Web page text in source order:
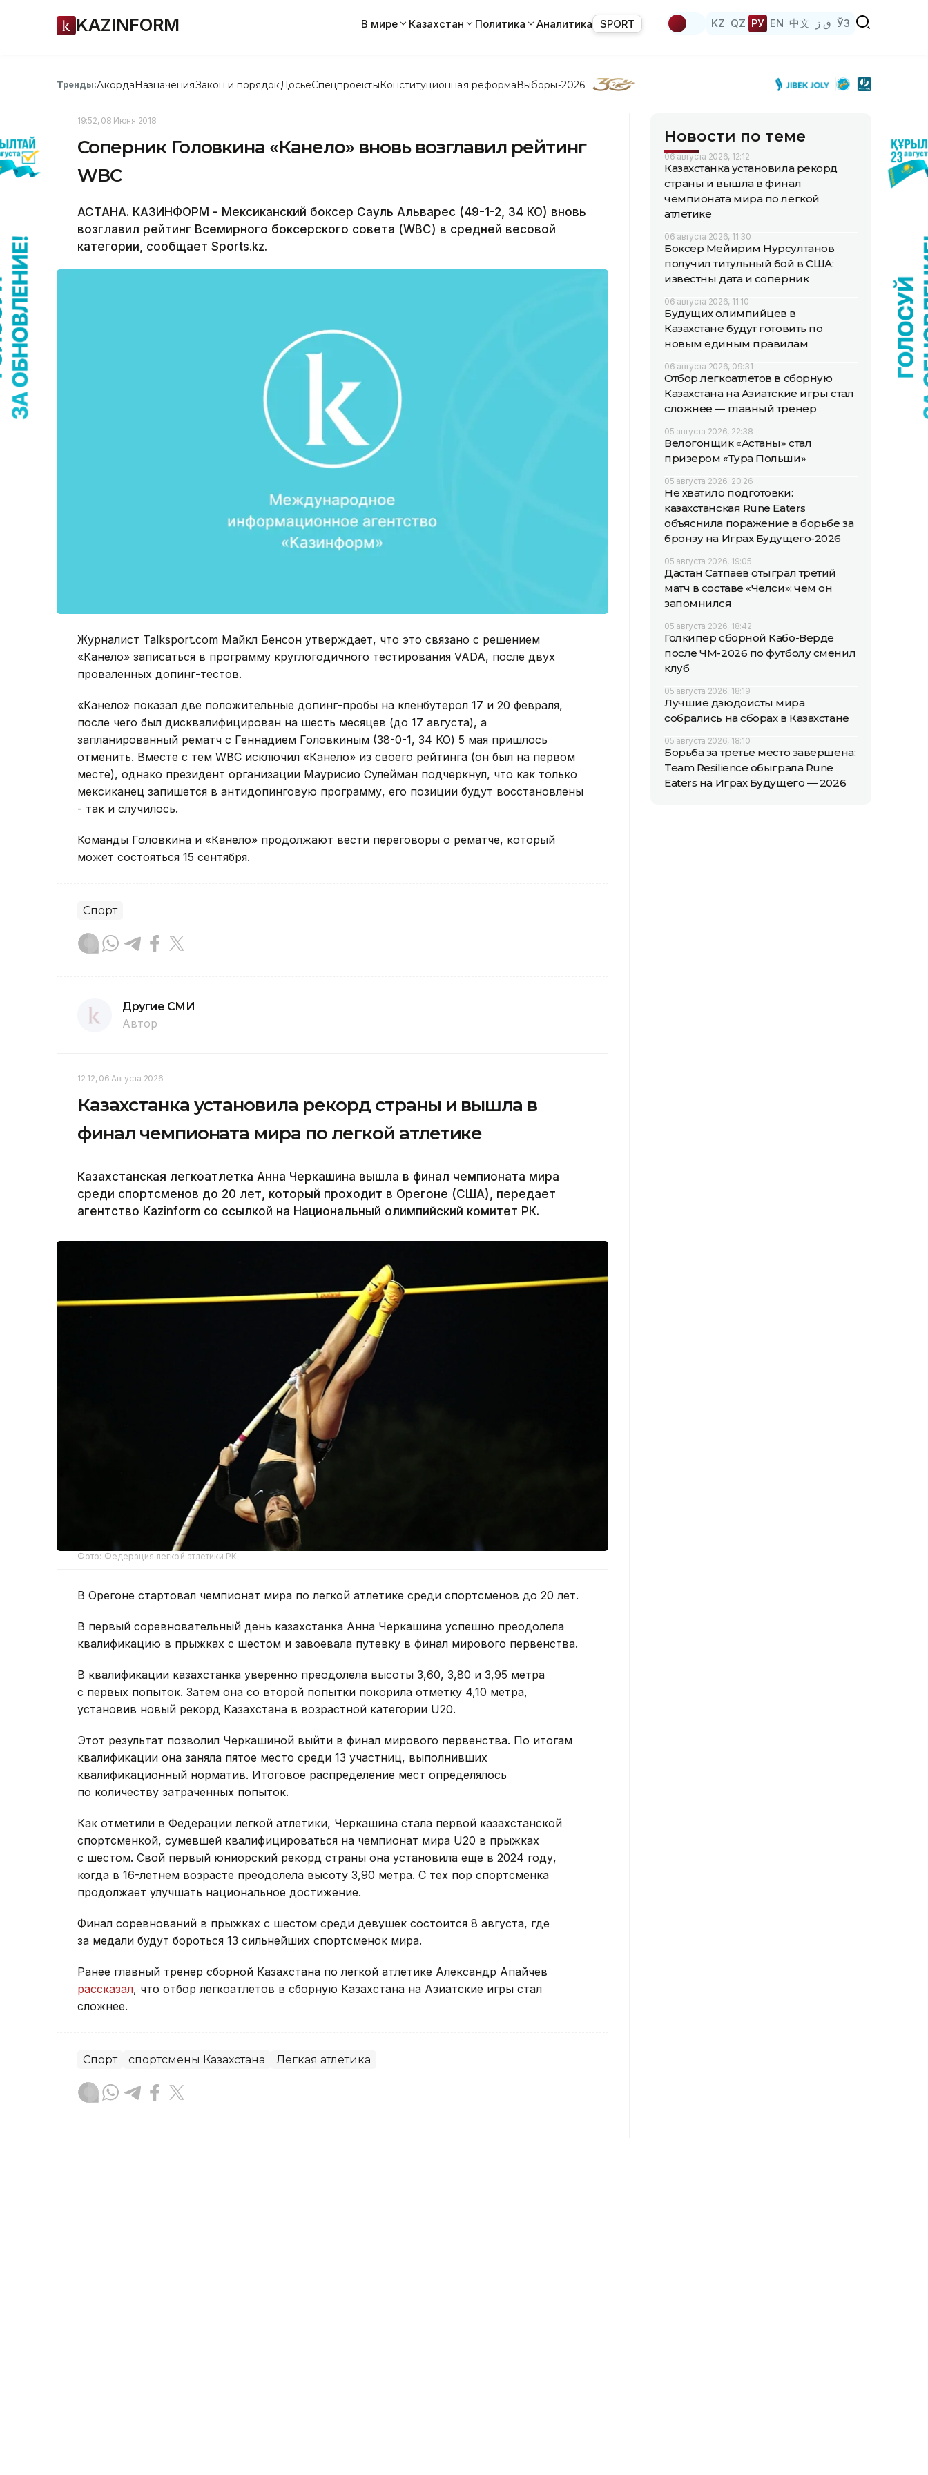
KAZINFORM В мире Казахстан Политика Аналитика SPORT KZ QZ РУ EN 中文 ق ز ЎЗ
Тренды:АкордаНазначенияЗакон и порядок ДосьеСпецпроектыКонституционная реформаВыборы-2026
19:52, 08 Июня 2018
Соперник Головкина «Канело» вновь возглавил рейтинг
WBC
АСТАНА. КАЗИНФОРМ - Мексиканский боксер Сауль Альварес (49-1-2, 34 КО) вновь
возглавил рейтинг Всемирного боксерского совета (WBC) в средней весовой
категории, сообщает Sports.kz.
Журналист Talksport.com Майкл Бенсон утверждает, что это связано с решением
«Канело» записаться в программу круглогодичного тестирования VADA, после двух
проваленных допинг-тестов.
«Канело» показал две положительные допинг-пробы на кленбутерол 17 и 20 февраля,
после чего был дисквалифицирован на шесть месяцев (до 17 августа), а
запланированный рематч с Геннадием Головкиным (38-0-1, 34 КО) 5 мая пришлось
отменить. Вместе с тем WBC исключил «Канело» из своего рейтинга (он был на первом
месте), однако президент организации Маурисио Сулейман подчеркнул, что как только
мексиканец запишется в антидопинговую программу, его позиции будут восстановлены
- так и случилось.
Команды Головкина и «Канело» продолжают вести переговоры о рематче, который
может состояться 15 сентября.
Спорт
Другие СМИ
Автор
12:12, 06 Августа 2026
Казахстанка установила рекорд страны и вышла в
финал чемпионата мира по легкой атлетике
Казахстанская легкоатлетка Анна Черкашина вышла в финал чемпионата мира
среди спортсменов до 20 лет, который проходит в Орегоне (США), передает
агентство Kazinform со ссылкой на Национальный олимпийский комитет РК.
Фото: Федерация легкой атлетики РК
В Орегоне стартовал чемпионат мира по легкой атлетике среди спортсменов до 20 лет.
В первый соревновательный день казахстанка Анна Черкашина успешно преодолела
квалификацию в прыжках с шестом и завоевала путевку в финал мирового первенства.
В квалификации казахстанка уверенно преодолела высоты 3,60, 3,80 и 3,95 метра
с первых попыток. Затем она со второй попытки покорила отметку 4,10 метра,
установив новый рекорд Казахстана в возрастной категории U20.
Этот результат позволил Черкашиной выйти в финал мирового первенства. По итогам
квалификации она заняла пятое место среди 13 участниц, выполнивших
квалификационный норматив. Итоговое распределение мест определялось
по количеству затраченных попыток.
Как отметили в Федерации легкой атлетики, Черкашина стала первой казахстанской
спортсменкой, сумевшей квалифицироваться на чемпионат мира U20 в прыжках
с шестом. Свой первый юниорский рекорд страны она установила еще в 2024 году,
когда в 16-летнем возрасте преодолела высоту 3,90 метра. С тех пор спортсменка
продолжает улучшать национальное достижение.
Финал соревнований в прыжках с шестом среди девушек состоится 8 августа, где
за медали будут бороться 13 сильнейших спортсменок мира.
Ранее главный тренер сборной Казахстана по легкой атлетике Александр Апайчев
рассказал, что отбор легкоатлетов в сборную Казахстана на Азиатские игры стал
сложнее.
Спорт спортсмены Казахстана Легкая атлетика
Новости по теме
06 августа 2026, 12:12
Казахстанка установила рекорд
страны и вышла в финал
чемпионата мира по легкой
атлетике
06 августа 2026, 11:30
Боксер Мейирим Нурсултанов
получил титульный бой в США:
известны дата и соперник
06 августа 2026, 11:10
Будущих олимпийцев в
Казахстане будут готовить по
новым единым правилам
06 августа 2026, 09:31
Отбор легкоатлетов в сборную
Казахстана на Азиатские игры стал
сложнее — главный тренер
05 августа 2026, 22:38
Велогонщик «Астаны» стал
призером «Тура Польши»
05 августа 2026, 20:26
Не хватило подготовки:
казахстанская Rune Eaters
объяснила поражение в борьбе за
бронзу на Играх Будущего-2026
05 августа 2026, 19:05
Дастан Сатпаев отыграл третий
матч в составе «Челси»: чем он
запомнился
05 августа 2026, 18:42
Голкипер сборной Кабо-Верде
после ЧМ-2026 по футболу сменил
клуб
05 августа 2026, 18:19
Лучшие дзюдоисты мира
собрались на сборах в Казахстане
05 августа 2026, 18:10
Борьба за третье место завершена:
Team Resilience обыграла Rune
Eaters на Играх Будущего — 2026